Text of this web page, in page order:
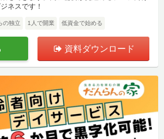
ネスです！
の独立 1人で開業 低資金で始める
資料ダウンロード